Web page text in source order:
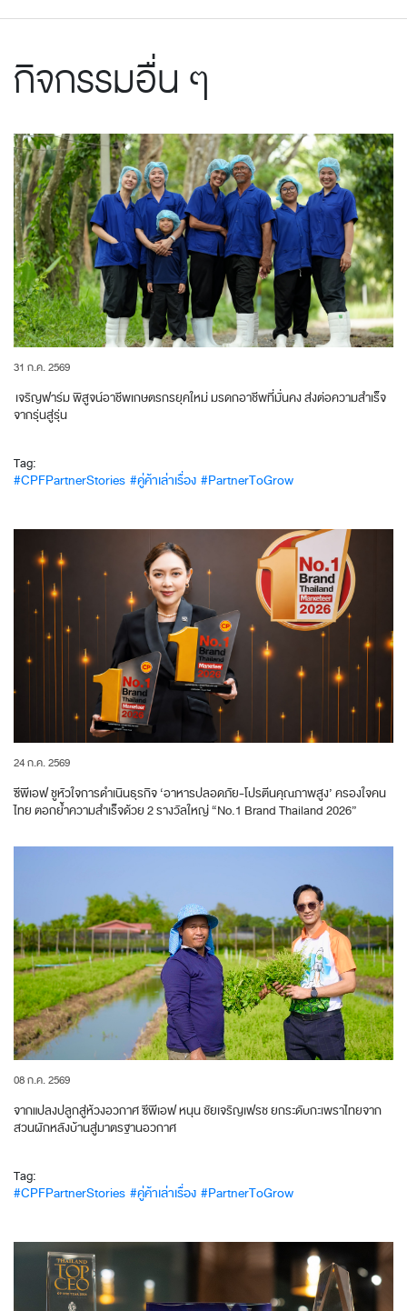
กิจกรรมอื่น ๆ
31 ก.ค. 2569
เจริญฟาร์ม พิสูจน์อาชีพเกษตรกรยุคใหม่ มรดกอาชีพที่มั่นคง ส่งต่อความสำเร็จ
จากรุ่นสู่รุ่น
Tag:
#CPFPartnerStories #คู่ค้าเล่าเรื่อง #PartnerToGrow
24 ก.ค. 2569
ซีพีเอฟ ชูหัวใจการดำเนินธุรกิจ ‘อาหารปลอดภัย-โปรตีนคุณภาพสูง’ ครองใจคน
ไทย ตอกย้ำความสำเร็จด้วย 2 รางวัลใหญ่ “No.1 Brand Thailand 2026”
08 ก.ค. 2569
จากแปลงปลูกสู่ห้วงอวกาศ ซีพีเอฟ หนุน ชัยเจริญเฟรช ยกระดับกะเพราไทยจาก
สวนผักหลังบ้านสู่มาตรฐานอวกาศ
Tag:
#CPFPartnerStories #คู่ค้าเล่าเรื่อง #PartnerToGrow